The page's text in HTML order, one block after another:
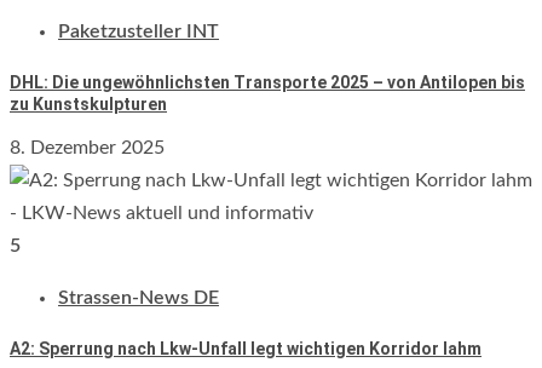
Paketzusteller INT
DHL: Die ungewöhnlichsten Transporte 2025 – von Antilopen bis
zu Kunstskulpturen
8. Dezember 2025
5
Strassen-News DE
A2: Sperrung nach Lkw-Unfall legt wichtigen Korridor lahm